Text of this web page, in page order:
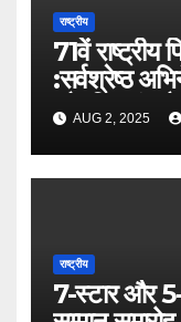
राष्ट्रीय
71वें राष्ट्रीय
:सर्वश्रेष्ठ
और विक्रांत
पुरस्कार रानी
AUG 2, 2025
राष्ट्रीय
7-स्टार और 5-